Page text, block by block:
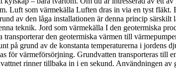
Luft som värmekälla Luften dras in via en tyst fläkt.
av den låga installationen är denna princip
teknik. Jord som värmekälla I den geotermiska
den geotermiska värmen till
på grund av de konstanta temperaturerna i jordens
för värmeförsörjning. Grundvatten transporteras till
rinner tillbaka in i en sekund. Användningen